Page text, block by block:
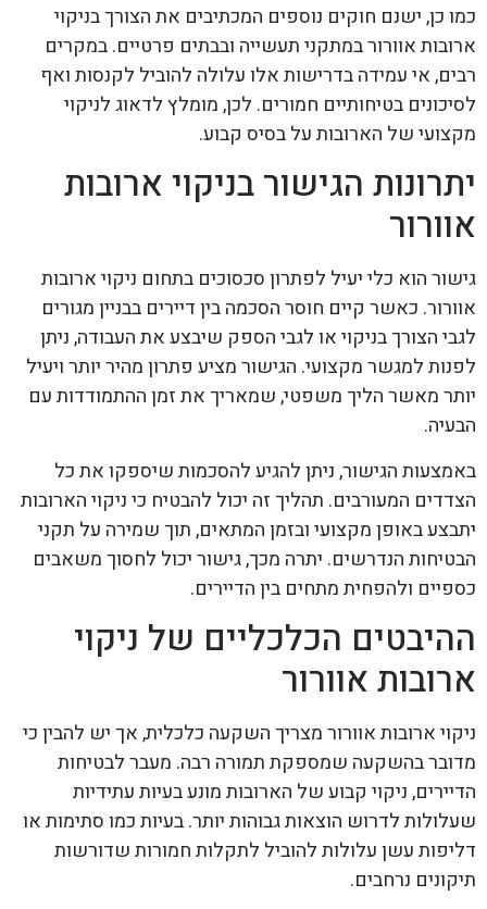
כמו כן, ישנם חוקים נוספים המכתיבים את הצורך בניקוי
ארובות אוורור במתקני תעשייה ובבתים פרטיים. במקרים
רבים, אי עמידה בדרישות אלו עלולה להוביל לקנסות ואף
לסיכונים בטיחותיים חמורים. לכן, מומלץ לדאוג לניקוי
מקצועי של הארובות על בסיס קבוע.
יתרונות הגישור בניקוי ארובות
אוורור
גישור הוא כלי יעיל לפתרון סכסוכים בתחום ניקוי ארובות
אוורור. כאשר קיים חוסר הסכמה בין דיירים בבניין מגורים
לגבי הצורך בניקוי או לגבי הספק שיבצע את העבודה, ניתן
לפנות למגשר מקצועי. הגישור מציע פתרון מהיר יותר ויעיל
יותר מאשר הליך משפטי, שמאריך את זמן ההתמודדות עם
הבעיה.
באמצעות הגישור, ניתן להגיע להסכמות שיספקו את כל
הצדדים המעורבים. תהליך זה יכול להבטיח כי ניקוי הארובות
יתבצע באופן מקצועי ובזמן המתאים, תוך שמירה על תקני
הבטיחות הנדרשים. יתרה מכך, גישור יכול לחסוך משאבים
כספיים ולהפחית מתחים בין הדיירים.
ההיבטים הכלכליים של ניקוי
ארובות אוורור
ניקוי ארובות אוורור מצריך השקעה כלכלית, אך יש להבין כי
מדובר בהשקעה שמספקת תמורה רבה. מעבר לבטיחות
הדיירים, ניקוי קבוע של הארובות מונע בעיות עתידיות
שעלולות לדרוש הוצאות גבוהות יותר. בעיות כמו סתימות או
דליפות עשן עלולות להוביל לתקלות חמורות שדורשות
תיקונים נרחבים.